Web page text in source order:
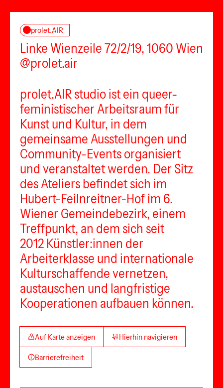
prolet.AIR
Linke Wienzeile 72/2/19, 1060 Wien
@prolet.air
prolet.AIR studio ist ein queer-
feministischer Arbeitsraum für
Kunst und Kultur, in dem
gemeinsame Ausstellungen und
Community-Events organisiert
und veranstaltet werden. Der Sitz
des Ateliers befindet sich im
Hubert-Feilnreitner-Hof im 6.
Wiener Gemeindebezirk, einem
Treffpunkt, an dem sich seit
2012 Künstler:innen der
Arbeiterklasse und internationale
Kulturschaffende vernetzen,
austauschen und langfristige
Kooperationen aufbauen können.
Auf Karte anzeigen Hierhin navigieren
Barrierefreiheit